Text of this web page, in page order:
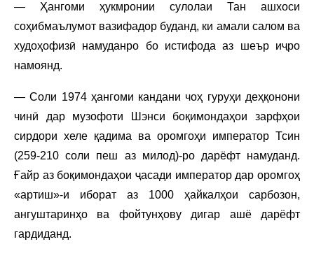
— Ҳангоми ҳукмронии сулолаи Тан ашхоси
соҳибмаълумот вазифадор буданд, ки амали салом ва
худоҳофизӣ намуданро бо истифода аз шеър иҷро
намоянд.
— Соли 1974 ҳангоми кандани чоҳ гуруҳи деҳқонони
чинӣ дар музофоти Шэнси боқимондаҳои зарфҳои
сирдори хеле қадима ва оромгоҳи император Тсин
(259-210 соли пеш аз милод)-ро дарёфт намуданд.
Ғайр аз боқимондаҳои ҷасади император дар оромгоҳ
«артиш»-и иборат аз 1000 ҳайкалҳои сарбозон,
ангуштаринҳо ва фойтунҳову дигар ашё дарёфт
гардиданд.